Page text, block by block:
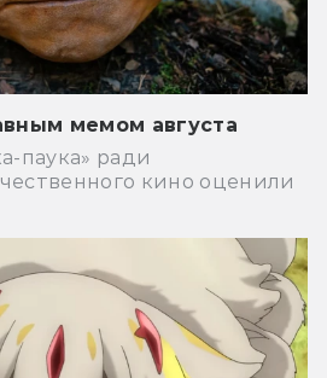
мемом августа
паука» ради
кино оценили